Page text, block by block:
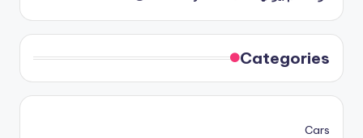
Categories
Cars